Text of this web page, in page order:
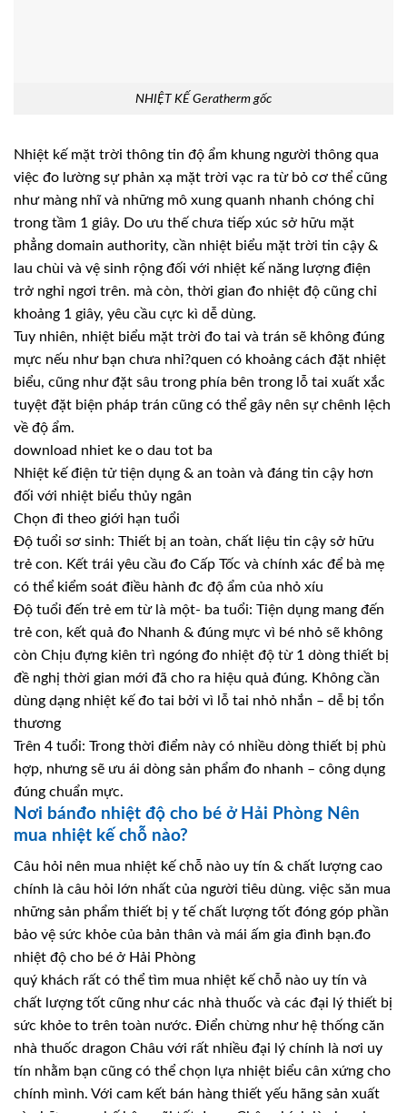
NHIỆT KẾ Geratherm gốc
Nhiệt kế mặt trời thông tin độ ẩm khung người thông qua
việc đo lường sự phản xạ mặt trời vạc ra từ bỏ cơ thể cũng
như màng nhĩ và những mô xung quanh nhanh chóng chỉ
trong tầm 1 giây. Do ưu thế chưa tiếp xúc sở hữu mặt
phẳng domain authority, cần nhiệt biểu mặt trời tin cậy &
lau chùi và vệ sinh rộng đối với nhiệt kế năng lượng điện
trở nghỉ ngơi trên. mà còn, thời gian đo nhiệt độ cũng chỉ
khoảng 1 giây, yêu cầu cực kì dễ dùng.
Tuy nhiên, nhiệt biểu mặt trời đo tai và trán sẽ không đúng
mực nếu như bạn chưa nhỉ?quen có khoảng cách đặt nhiệt
biểu, cũng như đặt sâu trong phía bên trong lỗ tai xuất xắc
tuyệt đặt biện pháp trán cũng có thể gây nên sự chênh lệch
về độ ẩm.
download nhiet ke o dau tot ba
Nhiệt kế điện tử tiện dụng & an toàn và đáng tin cậy hơn
đối với nhiệt biểu thủy ngân
Chọn đi theo giới hạn tuổi
Độ tuổi sơ sinh: Thiết bị an toàn, chất liệu tin cậy sở hữu
trẻ con. Kết trái yêu cầu đo Cấp Tốc và chính xác để bà mẹ
có thể kiểm soát điều hành đc độ ẩm của nhỏ xíu
Độ tuổi đến trẻ em từ là một- ba tuổi: Tiện dụng mang đến
trẻ con, kết quả đo Nhanh & đúng mực vì bé nhỏ sẽ không
còn Chịu đựng kiên trì ngóng đo nhiệt độ từ 1 dòng thiết bị
đề nghị thời gian mới đã cho ra hiệu quả đúng. Không cần
dùng dạng nhiệt kế đo tai bởi vì lỗ tai nhỏ nhắn – dễ bị tổn
thương
Trên 4 tuổi: Trong thời điểm này có nhiều dòng thiết bị phù
hợp, nhưng sẽ ưu ái dòng sản phẩm đo nhanh – công dụng
đúng chuẩn mực.
Nơi bánđo nhiệt độ cho bé ở Hải Phòng Nên
mua nhiệt kế chỗ nào?
Câu hỏi nên mua nhiệt kế chỗ nào uy tín & chất lượng cao
chính là câu hỏi lớn nhất của người tiêu dùng. việc săn mua
những sản phẩm thiết bị y tế chất lượng tốt đóng góp phần
bảo vệ sức khỏe của bản thân và mái ấm gia đình bạn.đo
nhiệt độ cho bé ở Hải Phòng
quý khách rất có thể tìm mua nhiệt kế chỗ nào uy tín và
chất lượng tốt cũng như các nhà thuốc và các đại lý thiết bị
sức khỏe to trên toàn nước. Điển chừng như hệ thống căn
nhà thuốc dragon Châu với rất nhiều đại lý chính là nơi uy
tín nhằm bạn cũng có thể chọn lựa nhiệt biểu cân xứng cho
chính mình. Với cam kết bán hàng thiết yếu hãng sản xuất